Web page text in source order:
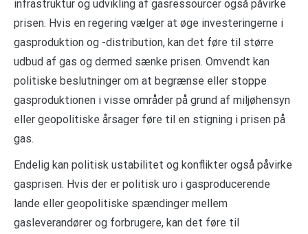
infrastruktur og udvikling af gasressourcer også påvirke
prisen. Hvis en regering vælger at øge investeringerne i
gasproduktion og -distribution, kan det føre til større
udbud af gas og dermed sænke prisen. Omvendt kan
politiske beslutninger om at begrænse eller stoppe
gasproduktionen i visse områder på grund af miljøhensyn
eller geopolitiske årsager føre til en stigning i prisen på
gas.
Endelig kan politisk ustabilitet og konflikter også påvirke
gasprisen. Hvis der er politisk uro i gasproducerende
lande eller geopolitiske spændinger mellem
gasleverandører og forbrugere, kan det føre til